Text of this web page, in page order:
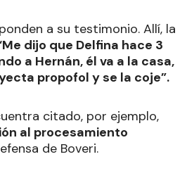
a su testimonio. Allí, la
dijo que Delfina hace 3
a Hernán, él va a la casa,
propofol y se la coje”.
citado, por ejemplo,
al procesamiento
de Boveri.